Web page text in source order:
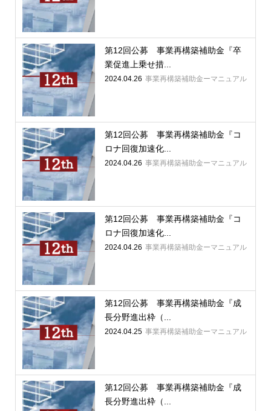
第12回公募 事業再構築補助金『卒
業促進上乗せ措...
2024.04.26 事業再構築補助金ーマニュアル
第12回公募 事業再構築補助金『コ
ロナ回復加速化...
2024.04.26 事業再構築補助金ーマニュアル
第12回公募 事業再構築補助金『コ
ロナ回復加速化...
2024.04.26 事業再構築補助金ーマニュアル
第12回公募 事業再構築補助金『成
長分野進出枠（...
2024.04.25 事業再構築補助金ーマニュアル
第12回公募 事業再構築補助金『成
長分野進出枠（...